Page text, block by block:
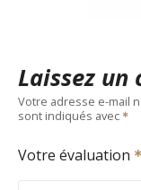
Laissez
Votre adresse e-mail
sont indiqués avec
Votre évaluation